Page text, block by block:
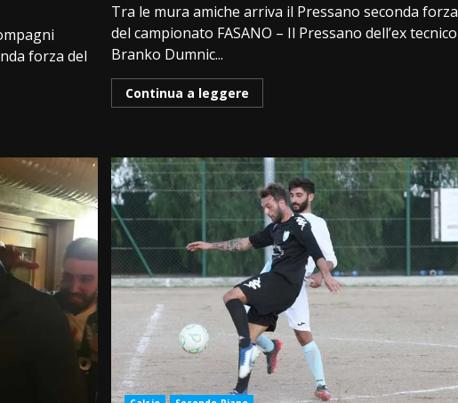
forza del
Tra le mura amiche arriva il Pressano seconda forza
del campionato FASANO – Il Pressano dell’ex tecnico
Branko Dumnic...
Continua a leggere